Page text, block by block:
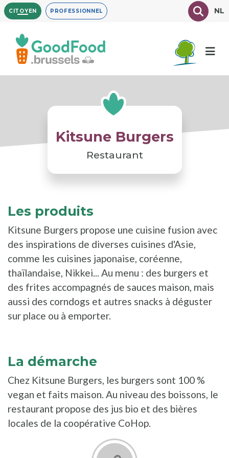
Aller
au
contenu
principal
CITOYEN PROFESSIONNEL TexteNL
Kitsune Burgers
Restaurant
Les produits
Kitsune Burgers propose une cuisine fusion avec
des inspirations de diverses cuisines d'Asie,
comme les cuisines japonaise, coréenne,
thaïlandaise, Nikkei... Au menu : des burgers et
des frites accompagnés de sauces maison, mais
aussi des corndogs et autres snacks à déguster
sur place ou à emporter.
La démarche
Chez Kitsune Burgers, les burgers sont 100 %
vegan et faits maison. Au niveau des boissons, le
restaurant propose des jus bio et des bières
locales de la coopérative CoHop.